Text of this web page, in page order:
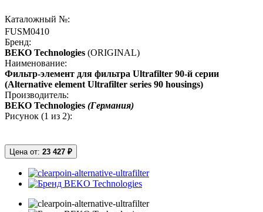
Каталожный №:
FUSM0410
Бренд:
BEKO Technologies (ORIGINAL)
Наименование:
Фильтр-элемент для фильтра Ultrafilter 90-й серии
(Alternative element Ultrafilter series 90 housings)
Производитель:
BEKO Technologies (Германия)
Рисунок (1 из 2):
Цена от: 23 427 ₽